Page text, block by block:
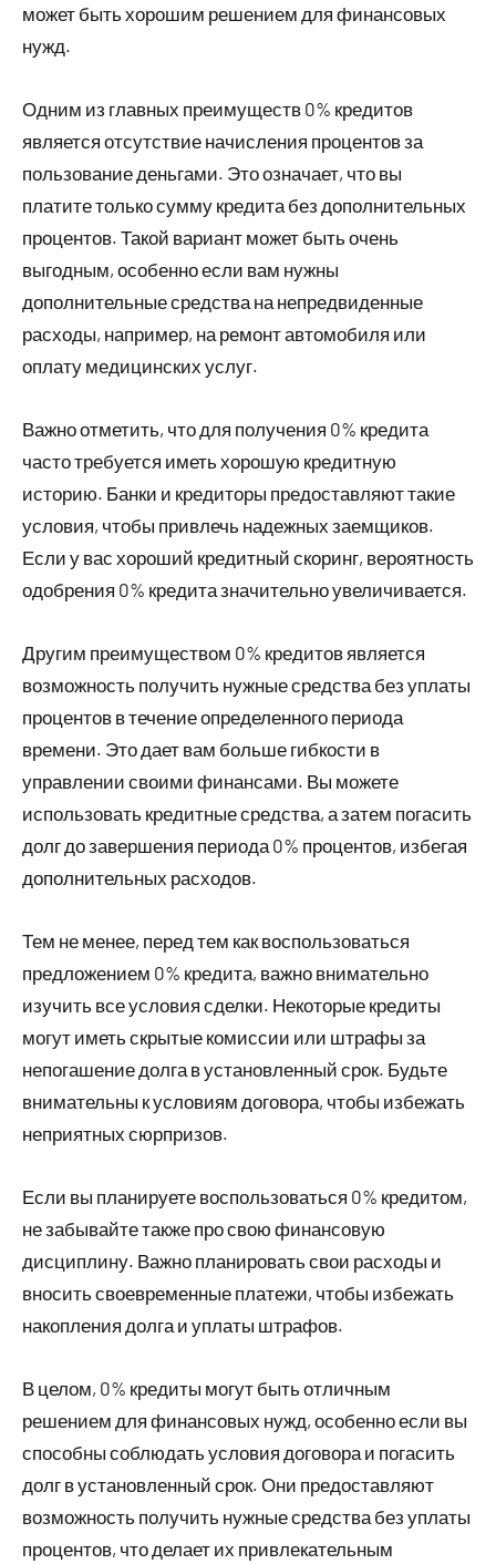
может быть хорошим решением для финансовых
нужд.
Одним из главных преимуществ 0% кредитов
является отсутствие начисления процентов за
пользование деньгами. Это означает, что вы
платите только сумму кредита без дополнительных
процентов. Такой вариант может быть очень
выгодным, особенно если вам нужны
дополнительные средства на непредвиденные
расходы, например, на ремонт автомобиля или
оплату медицинских услуг.
Важно отметить, что для получения 0% кредита
часто требуется иметь хорошую кредитную
историю. Банки и кредиторы предоставляют такие
условия, чтобы привлечь надежных заемщиков.
Если у вас хороший кредитный скоринг, вероятность
одобрения 0% кредита значительно увеличивается.
Другим преимуществом 0% кредитов является
возможность получить нужные средства без уплаты
процентов в течение определенного периода
времени. Это дает вам больше гибкости в
управлении своими финансами. Вы можете
использовать кредитные средства, а затем погасить
долг до завершения периода 0% процентов, избегая
дополнительных расходов.
Тем не менее, перед тем как воспользоваться
предложением 0% кредита, важно внимательно
изучить все условия сделки. Некоторые кредиты
могут иметь скрытые комиссии или штрафы за
непогашение долга в установленный срок. Будьте
внимательны к условиям договора, чтобы избежать
неприятных сюрпризов.
Если вы планируете воспользоваться 0% кредитом,
не забывайте также про свою финансовую
дисциплину. Важно планировать свои расходы и
вносить своевременные платежи, чтобы избежать
накопления долга и уплаты штрафов.
В целом, 0% кредиты могут быть отличным
решением для финансовых нужд, особенно если вы
способны соблюдать условия договора и погасить
долг в установленный срок. Они предоставляют
возможность получить нужные средства без уплаты
процентов, что делает их привлекательным